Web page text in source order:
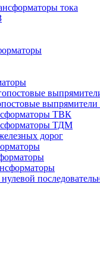
тока
ТВК
ТДМ
дорог